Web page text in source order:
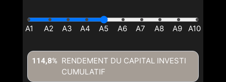
RENDEMENT DU CAPITAL INVESTI
CUMULATIF
114,8%